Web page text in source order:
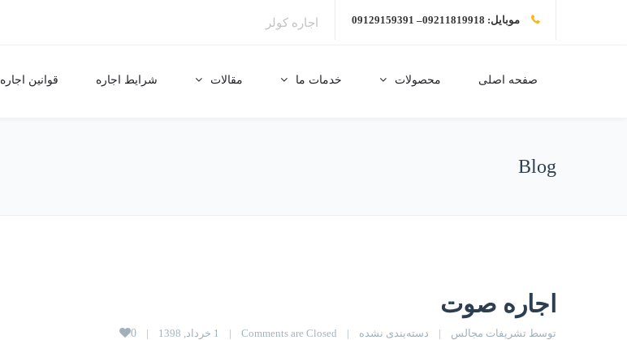
موبایل: 09211819918– 09129159391 اجاره کولر
صفحه اصلی محصولات خدمات ما مقالات شرایط اجاره قوانین اجاره
Blog
اجاره صوت
توسط تشریفات مجالس | دسته‌بندی نشده |
Comments are Closed
| 1 خرداد, 1398 |
0